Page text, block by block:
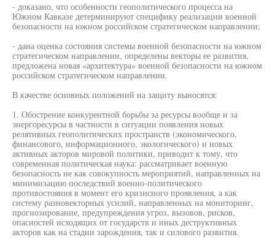
- доказано, что особенности геополитического процесса на
Южном Кавказе детерминируют специфику реализации военной
безопасности на южном российском стратегическом направлении;
- дана оценка состояния системы военной безопасности на южном
стратегическом направлении, определены векторы ее развития,
предложена новая «архитектура» военной безопасности на южном
российском стратегическом направлении.
В качестве основных положений на защиту выносятся:
1. Обострение конкурентной борьбы за ресурсы вообще и за
энергоресурсы в частности в ситуации появления новых
релятивных геополитических пространств (экономического,
финансового, информационного, экологического) и новых
активных акторов мировой политики, приводит к тому, что
современная политическая наука: рассматривает военную
безопасность не как совокупность мероприятий, направленных на
минимизацию последствий военно-политического
противостояния в момент его кризисного проявления, а как
систему разновекторных усилий, направленных на мониторинг,
прогнозирование, предупреждения угроз, вызовов, рисков,
опасностей исходящих от государств и иных деструктивных
акторов как на стадии зарождения, так и силового развития.